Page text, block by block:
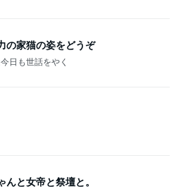
の家猫の姿をどうぞ
日も世話をやく
密の譲渡会！＆待機チマチマ♪ドレミ